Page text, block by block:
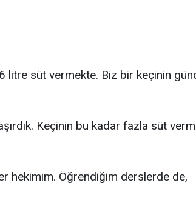
litre süt vermekte. Biz bir keçinin
Keçinin bu kadar fazla süt
hekimim. Öğrendiğim derslerde de,